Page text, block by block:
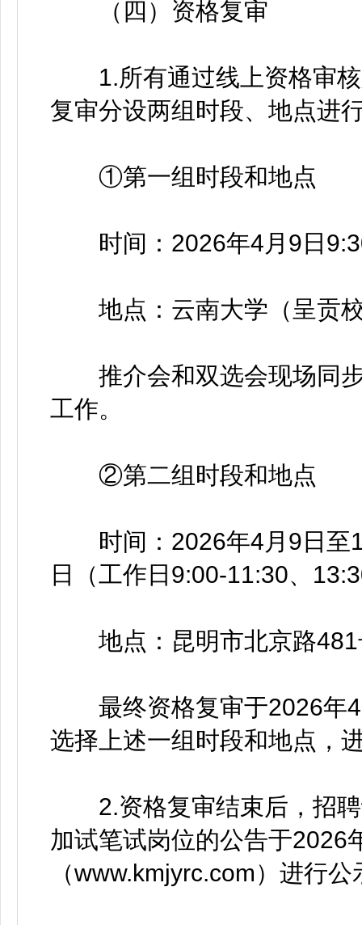
（四）资格复审
1.所有通过线上资格审核
复审分设两组时段、地点进
①第一组时段和地点
时间：2026年4月9日
地点：云南大学（呈贡校
推介会和双选会现场同步
工作。
②第二组时段和地点
时间：2026年4月9日至
日（工作日9:00-11:30、
地点：昆明市北京路481
最终资格复审于2026年4
选择上述一组时段和地点，
2.资格复审结束后，招聘
加试笔试岗位的公告于2026
（www.kmjyrc.com）进行公